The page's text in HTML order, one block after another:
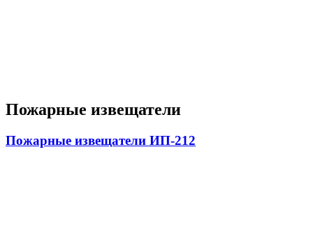
Пожарные извещатели
Пожарные извещатели ИП-212